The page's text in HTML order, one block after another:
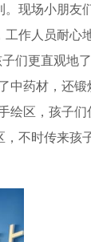
。现场小朋友
工作人员耐心
们更直观地
中药材，还锻
绘区，孩子们
，不时传来孩